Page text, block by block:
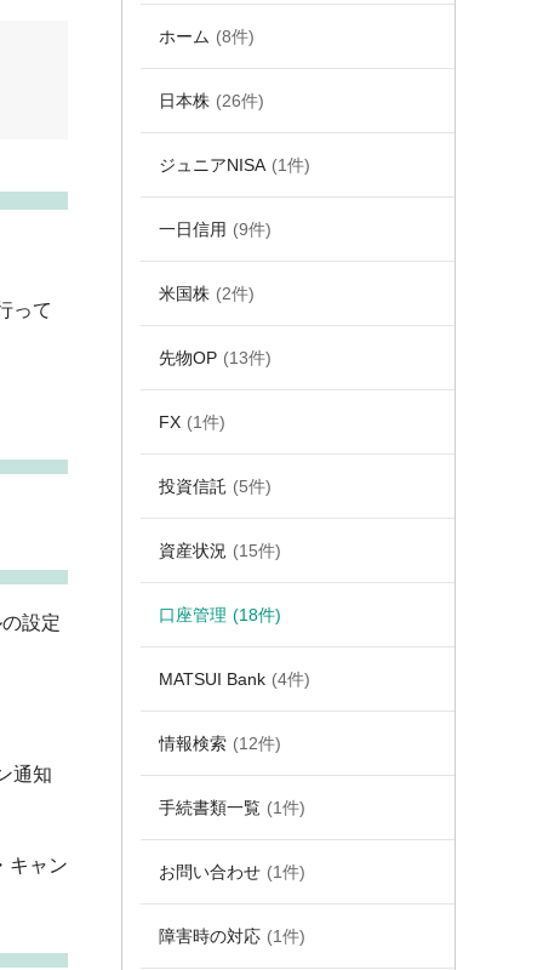
ホーム (8件)
日本株 (26件)
ジュニアNISA (1件)
一日信用 (9件)
米国株 (2件)
先物OP (13件)
FX (1件)
投資信託 (5件)
資産状況 (15件)
口座管理 (18件)
MATSUI Bank (4件)
情報検索 (12件)
手続書類一覧 (1件)
お問い合わせ (1件)
障害時の対応 (1件)
って
設定
通知
キャン